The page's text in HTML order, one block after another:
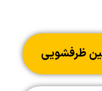
ظرفشویی